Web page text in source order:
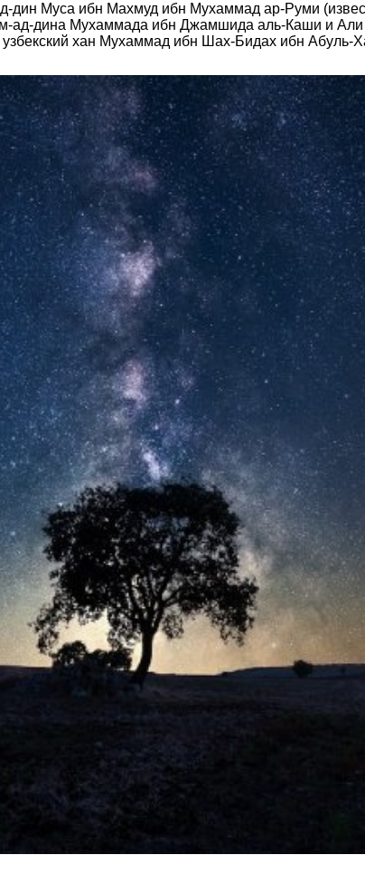
Муса ибн Махмуд ибн Мухаммад ар-Руми
ад-дина Мухаммада ибн Джамшида аль-Каши и
хан Мухаммад ибн Шах-Бидах ибн